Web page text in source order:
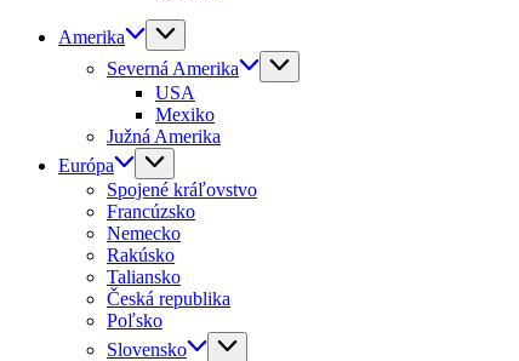
Amerika
Severná Amerika
USA
Mexiko
Južná Amerika
Európa
Spojené kráľovstvo
Francúzsko
Nemecko
Rakúsko
Taliansko
Česká republika
Poľsko
Slovensko